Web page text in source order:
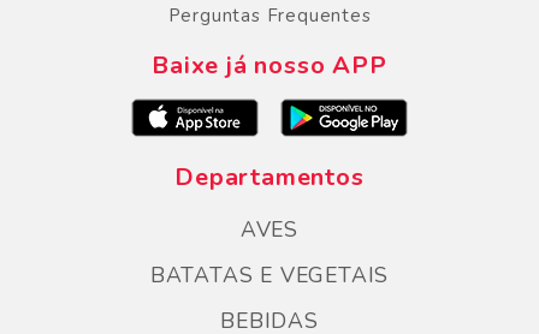
Perguntas Frequentes
Baixe já nosso APP
Departamentos
AVES
BATATAS E VEGETAIS
BEBIDAS